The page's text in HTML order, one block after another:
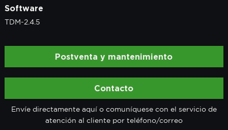
Postventa y mantenimiento
Contacto
Envíe directamente aquí o comuníquese con el servicio de
atención al cliente por teléfono/correo
Software
TDM-2.4.5